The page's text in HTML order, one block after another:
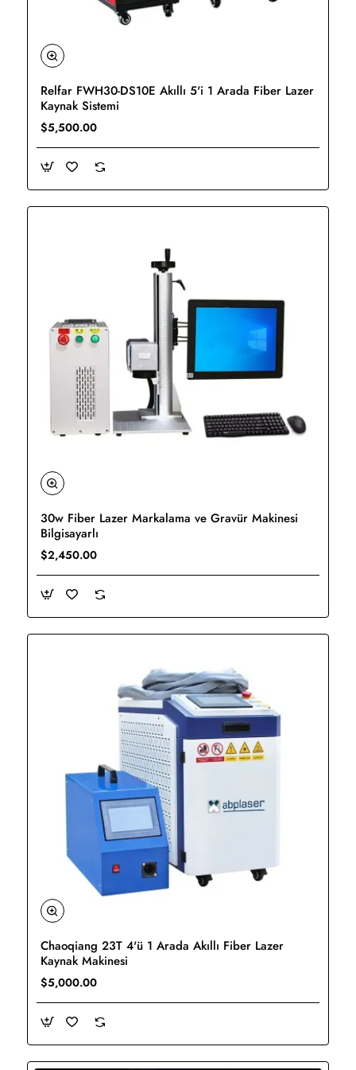
Yeni
Relfar FWH30-DS10E Akıllı 5'i 1 Arada Fiber Lazer
Kaynak Sistemi
$5,500.00
Yeni
30w Fiber Lazer Markalama ve Gravür Makinesi
Bilgisayarlı
$2,450.00
Chaoqiang 23T 4'ü 1 Arada Akıllı Fiber Lazer
Kaynak Makinesi
$5,000.00